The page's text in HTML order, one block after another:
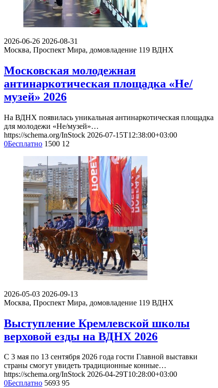
2026-06-26 2026-08-31
Москва, Проспект Мира, домовладение 119 ВДНХ
Московская молодежная
антинаркотическая площадка «Не/
музей» 2026
На ВДНХ появилась уникальная антинаркотическая площадка
для молодежи «Не/музей»…
https://schema.org/InStock 2026-07-15T12:38:00+03:00
0Бесплатно 1500 12
2026-05-03 2026-09-13
Москва, Проспект Мира, домовладение 119 ВДНХ
Выступление Кремлевской школы
верховой езды на ВДНХ 2026
С 3 мая по 13 сентября 2026 года гости Главной выставки
страны смогут увидеть традиционные конные…
https://schema.org/InStock 2026-04-29T10:28:00+03:00
0Бесплатно 5693 95